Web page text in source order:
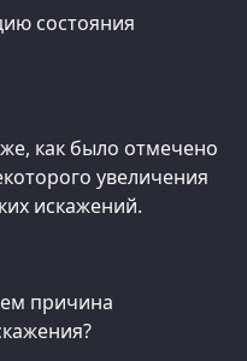
состояния
как было отмечено
увеличения
искажений.
причина